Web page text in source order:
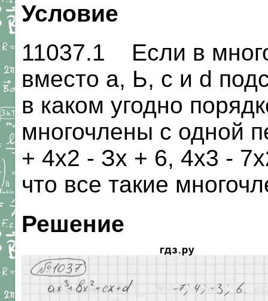
Условие
11037.1 Если в
вместо а, Ь, с и d
в каком угодно
многочлены с одной
+ 4х2 - Зх + 6, 4х3 -
что все такие
Решение